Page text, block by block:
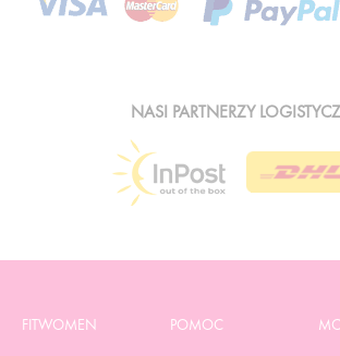
NASI PARTNERZY
FITWOMEN POMOC